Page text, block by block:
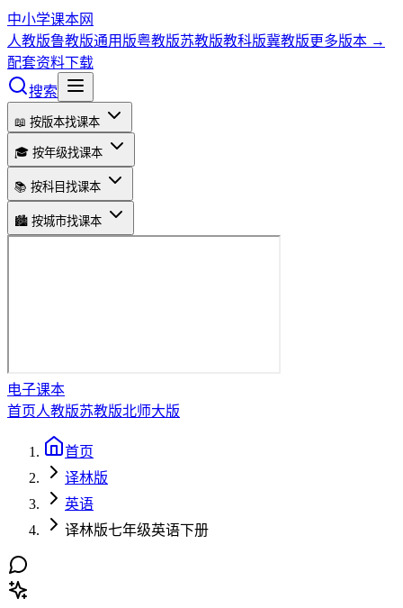
中小学课本网
人教版鲁教版通用版粤教版苏教版教科版冀教版更多版本 →
配套资料下载
搜索
📖 按版本找课本
🎓 按年级找课本
📚 按科目找课本
🏙️ 按城市找课本
电子课本
首页人教版苏教版北师大版
首页
译林版
英语
译林版七年级英语下册